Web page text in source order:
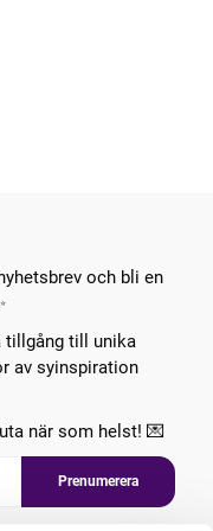
och bli en
tillgång till unika
av syinspiration
när som helst! 💌
Prenumerera